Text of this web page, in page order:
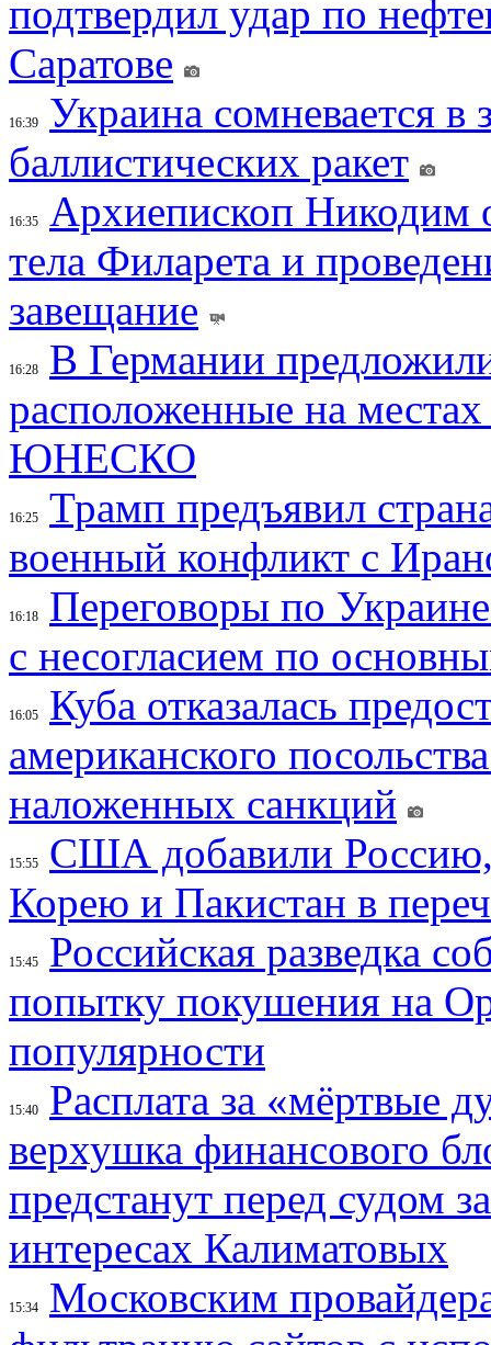
подтвердил удар по
Саратове
16:39
Украина сомневается в
баллистических ракет
16:35
Архиепископ
тела Филарета и
завещание
16:28
В Германии
расположенные на
ЮНЕСКО
16:25
Трамп предъявил
военный конфликт с
16:18
Переговоры по
с несогласием по
16:05
Куба отказалась
американского
наложенных санкций
15:55
США добавили
Корею и Пакистан в
15:45
Российская разведка
попытку покушения на
популярности
15:40
Расплата за «мёртвые
верхушка финансового
предстанут перед судом
интересах Калиматовых
15:34
Московским